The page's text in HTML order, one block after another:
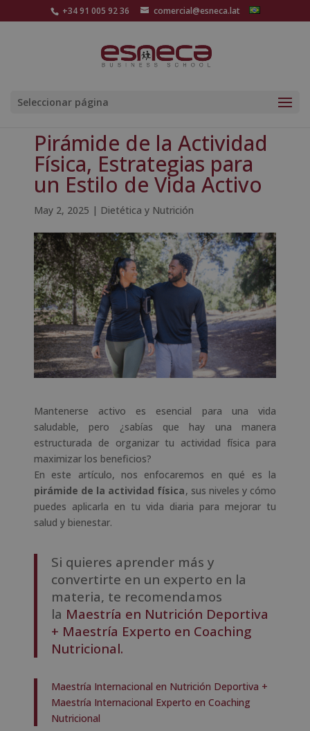
+34 91 005 92 36 comercial@esneca.lat
Seleccionar página
Pirámide de la Actividad
Física, Estrategias para
un Estilo de Vida Activo
May 2, 2025 | Dietética y Nutrición
Mantenerse activo es esencial para una vida
saludable, pero ¿sabías que hay una manera
estructurada de organizar tu actividad física para
maximizar los beneficios?
En este artículo, nos enfocaremos en qué es la
pirámide de la actividad física, sus niveles y cómo
puedes aplicarla en tu vida diaria para mejorar tu
salud y bienestar.
Si quieres aprender más y
convertirte en un experto en la
materia, te recomendamos
la Maestría en Nutrición Deportiva
+ Maestría Experto en Coaching
Nutricional.
Maestría Internacional en Nutrición Deportiva +
Maestría Internacional Experto en Coaching
Nutricional